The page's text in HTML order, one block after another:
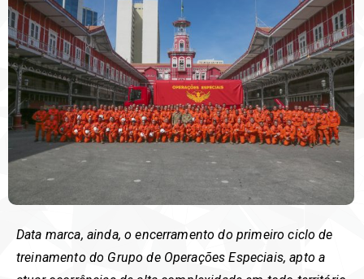
Data marca, ainda, o encerramento do primeiro ciclo de
treinamento do Grupo de Operações Especiais, apto a